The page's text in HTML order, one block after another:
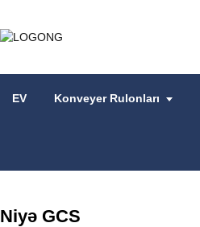
EV Konveyer Rulonları
Niyə GCS